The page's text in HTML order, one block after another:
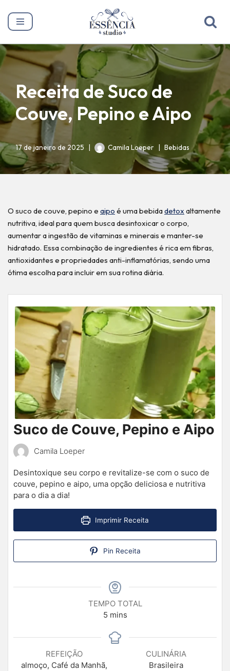
Pular
o
conteúdo
Receita de Suco de
Couve, Pepino e Aipo
17 de janeiro de 2025 Camila Loeper Bebidas
O suco de couve, pepino e aipo é uma bebidadetox altamente
nutritiva, ideal para quem busca desintoxicar o corpo,
aumentar a ingestão de vitaminas e minerais e manter-se
hidratado. Essa combinação de ingredientes é rica em fibras,
antioxidantes e propriedades anti-inflamatórias, sendo uma
ótima escolha para incluir em sua rotina diária.
Suco de Couve, Pepino e Aipo
Camila Loeper
Desintoxique seu corpo e revitalize-se com o suco de
couve, pepino e aipo, uma opção deliciosa e nutritiva
para o dia a dia!
Imprimir Receita
Pin Receita
TEMPO TOTAL
5 mins
REFEIÇÃO
almoço, Café da Manhã,
CULINÁRIA
Brasileira